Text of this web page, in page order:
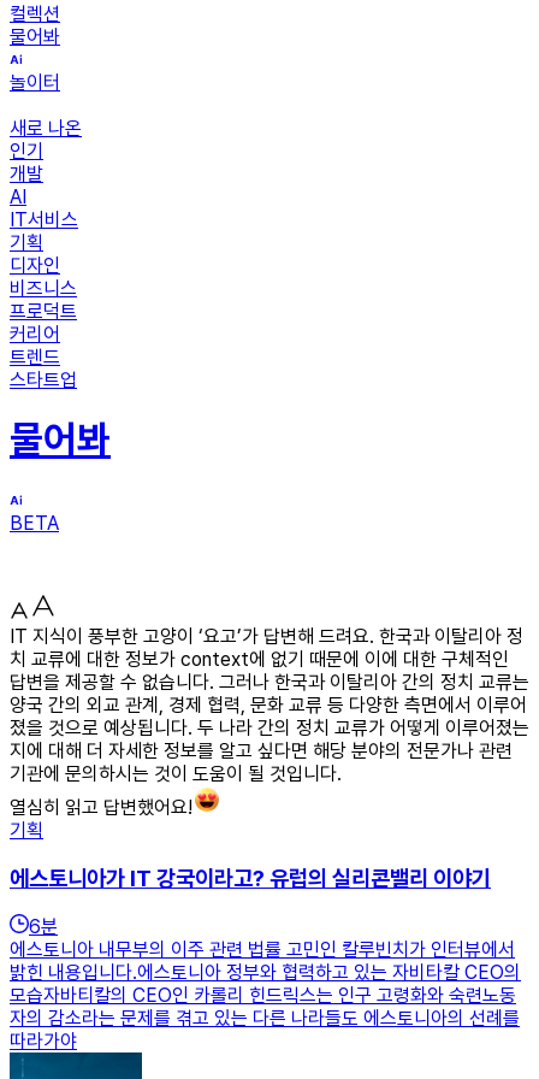
컬렉션
물어봐
놀이터
새로 나온
인기
개발
AI
IT서비스
기획
디자인
비즈니스
프로덕트
커리어
트렌드
스타트업
물어봐
BETA
IT 지식이 풍부한 고양이 ‘요고’가 답변해 드려요. 한국과 이탈리아 정
치 교류에 대한 정보가 context에 없기 때문에 이에 대한 구체적인
답변을 제공할 수 없습니다. 그러나 한국과 이탈리아 간의 정치 교류는
양국 간의 외교 관계, 경제 협력, 문화 교류 등 다양한 측면에서 이루어
졌을 것으로 예상됩니다. 두 나라 간의 정치 교류가 어떻게 이루어졌는
지에 대해 더 자세한 정보를 알고 싶다면 해당 분야의 전문가나 관련
기관에 문의하시는 것이 도움이 될 것입니다.
열심히 읽고 답변했어요!
기획
에스토니아가 IT 강국이라고? 유럽의 실리콘밸리 이야기
6분
에스토니아 내무부의 이주 관련 법률 고민인 칼루빈치가 인터뷰에서
밝힌 내용입니다.에스토니아 정부와 협력하고 있는 자비타칼 CEO의
모습자바티칼의 CEO인 카롤리 힌드릭스는 인구 고령화와 숙련노동
자의 감소라는 문제를 겪고 있는 다른 나라들도 에스토니아의 선례를
따라가야